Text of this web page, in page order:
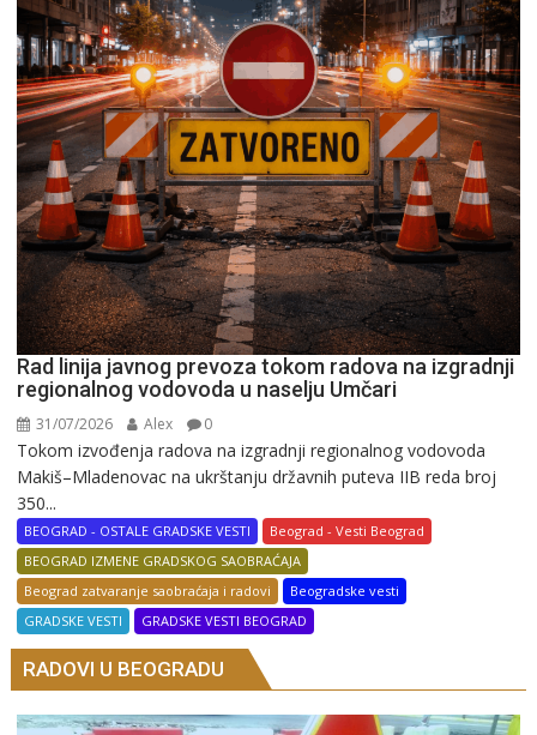
Rad linija javnog prevoza tokom radova na izgradnji
regionalnog vodovoda u naselju Umčari
31/07/2026 Alex 0
Tokom izvođenja radova na izgradnji regionalnog vodovoda
Makiš–Mladenovac na ukrštanju državnih puteva IIB reda broj
350...
BEOGRAD - OSTALE GRADSKE VESTI
Beograd - Vesti Beograd
BEOGRAD IZMENE GRADSKOG SAOBRAĆAJA
Beograd zatvaranje saobraćaja i radovi
Beogradske vesti
GRADSKE VESTI
GRADSKE VESTI BEOGRAD
RADOVI U BEOGRADU